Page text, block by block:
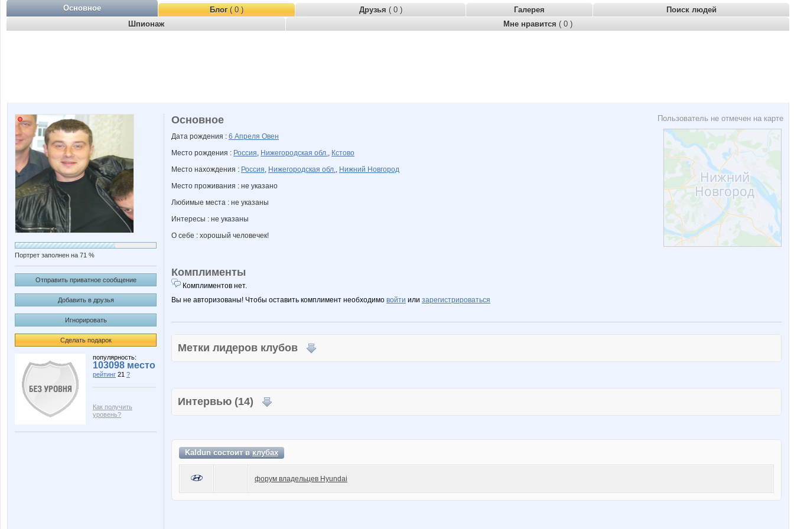
Основное Блог( 0 ) Друзья ( 0 ) Галерея
Поиск людей
Шпионаж
Мне нравится ( 0 )
Портрет заполнен на 71 %
Отправить приватное сообщение
Добавить в друзья
Игнорировать
Сделать подарок
популярность:
103098 место
рейтинг 21 ?
Как получить
уровень?
Пользователь не отмечен на карте
Основное
Дата рождения : 6 Апреля Овен
Место рождения : Россия, Нижегородская обл., Кстово
Место нахождения : Россия, Нижегородская обл., Нижний Новгород
Место проживания : не указано
Любимые места : не указаны
Интересы : не указаны
О себе : хорошый человечек!
Комплименты
Комплиментов нет.
Вы не авторизованы! Чтобы оставить комплимент необходимо войти или зарегистрироваться
Метки лидеров клубов
Интервью (14)
Kaldun состоит вклубах
форум владельцев Hyundai